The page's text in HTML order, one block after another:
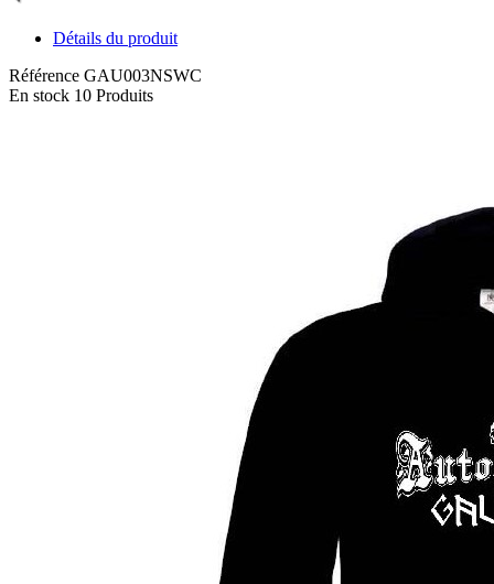
Détails du produit
Référence GAU003NSWC
En stock 10 Produits